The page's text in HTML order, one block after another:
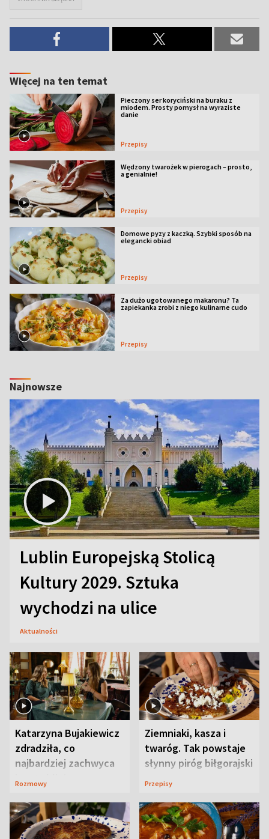
Więcej na ten temat
Pieczony ser koryciński na buraku z
miodem. Prosty pomysł na wyraziste
danie
Przepisy
Wędzony twarożek w pierogach – prosto,
a genialnie!
Przepisy
Domowe pyzy z kaczką. Szybki sposób na
elegancki obiad
Przepisy
Za dużo ugotowanego makaronu? Ta
zapiekanka zrobi z niego kulinarne cudo
Przepisy
Najnowsze
Lublin Europejską Stolicą
Kultury 2029. Sztuka
wychodzi na ulice
Aktualności
Katarzyna Bujakiewicz
zdradziła, co
najbardziej zachwyca
ją w Lublinie
Rozmowy
Ziemniaki, kasza i
twaróg. Tak powstaje
słynny piróg biłgorajski
Przepisy